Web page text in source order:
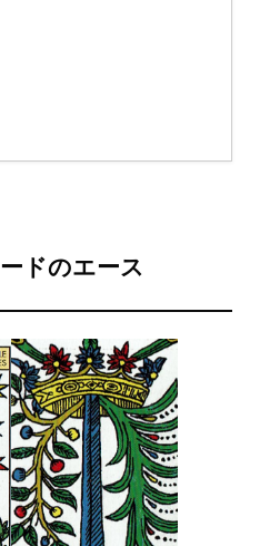
ドのエース